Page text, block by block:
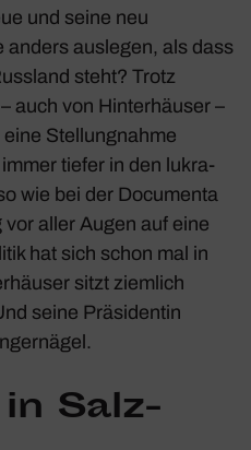
und seine neu
auslegen, als dass
steht? Trotz
auch von Hinter­häuser –
Stel­lung­nahme
tiefer in den lukra­
wie bei der Docu­menta
aller Augen auf eine
hat sich schon mal in
sitzt ziem­lich
seine Präsi­dentin
in Salz­